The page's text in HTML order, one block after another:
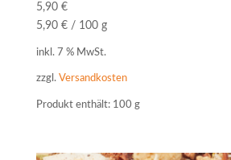
5,90 €
5,90 €/ 100 g
inkl. 7 % MwSt.
zzgl. Versandkosten
Produkt enthält: 100 g